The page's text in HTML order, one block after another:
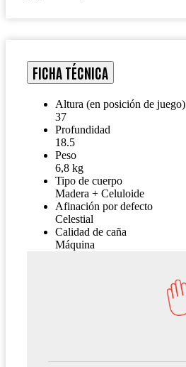
FICHA TÉCNICA
Altura (en posición de juego)
37
Profundidad
18.5
Peso
6,8 kg
Tipo de cuerpo
Madera + Celuloide
Afinación por defecto
Celestial
Calidad de caña
Máquina